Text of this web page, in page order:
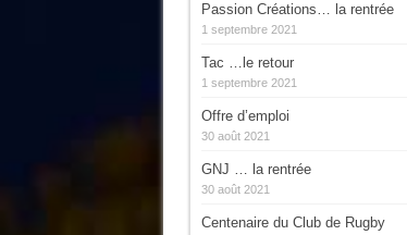
Passion Créations… la rentrée
1 septembre 2021
Tac …le retour
1 septembre 2021
Offre d’emploi
30 août 2021
GNJ … la rentrée
30 août 2021
Centenaire du Club de Rugby